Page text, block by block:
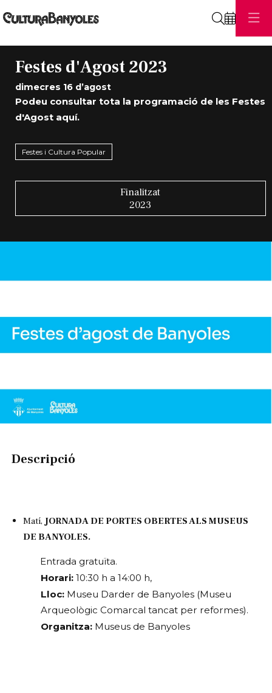
Festes d'Agost 2023
dimecres 16 d’agost
Podeu consultar tota la programació de les Festes
d'Agost aquí.
Festes i Cultura Popular
Finalitzat
2023
Descripció
Matí, JORNADA DE PORTES OBERTES ALS MUSEUS
DE BANYOLES.
Entrada gratuïta.
Horari: 10:30 h a 14:00 h,
Lloc: Museu Darder de Banyoles (Museu
Arqueològic Comarcal tancat per reformes).
Organitza: Museus de Banyoles